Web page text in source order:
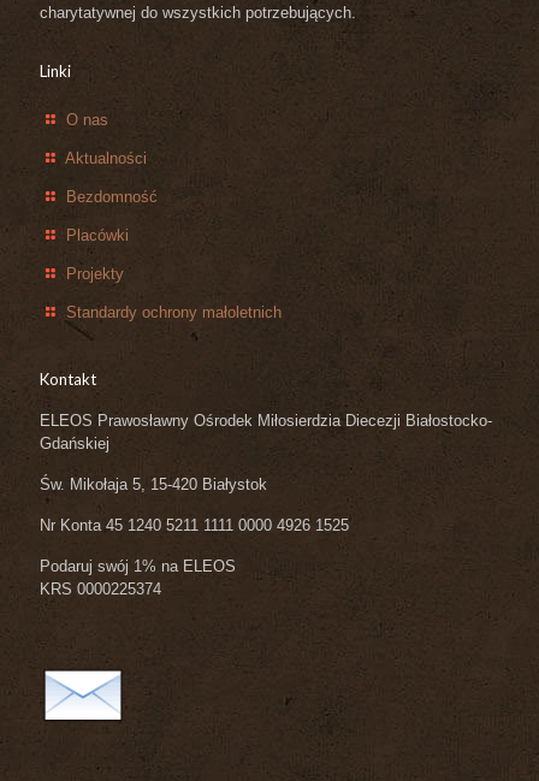
charytatywnej do wszystkich potrzebujących.
Linki
O nas
Aktualności
Bezdomność
Placówki
Projekty
Standardy ochrony małoletnich
Kontakt
ELEOS Prawosławny Ośrodek Miłosierdzia Diecezji Białostocko-
Gdańskiej
Św. Mikołaja 5, 15-420 Białystok
Nr Konta 45 1240 5211 1111 0000 4926 1525
Podaruj swój 1% na ELEOS
KRS 0000225374